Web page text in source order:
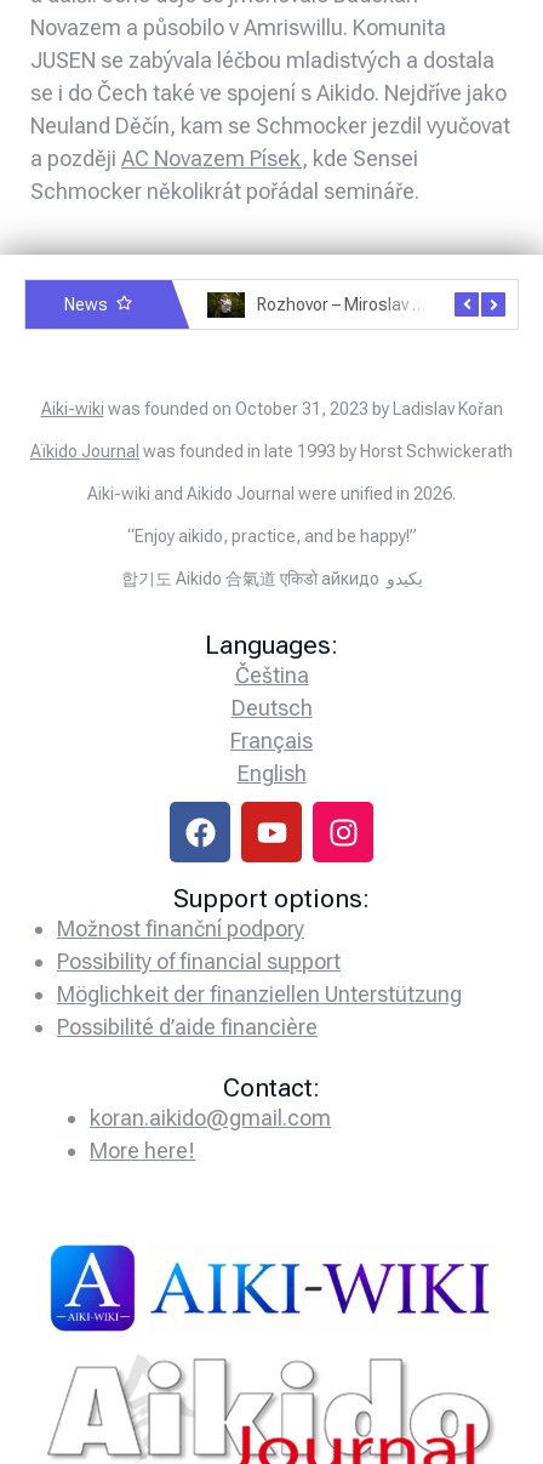
Novazem a působilo v Amriswillu. Komunita
JUSEN se zabývala léčbou mladistvých a dostala
se i do Čech také ve spojení s Aikido. Nejdříve jako
Neuland Děčín, kam se Schmocker jezdil vyučovat
a později AC Novazem Písek, kde Sensei
Schmocker několikrát pořádal semináře.
News Rozhovor – Miroslav Šmíd – 22.3.2025
Aiki-wiki was founded on October 31, 2023 by Ladislav Kořan
Aïkido Journal was founded in late 1993 by Horst Schwickerath
Aiki-wiki and Aikido Journal were unified in 2026.
“Enjoy aikido, practice, and be happy!”
합기도 Aikido 合氣道 एकिडो айкидо يكيدو
Languages:
Čeština
Deutsch
Français
English
Support options:
Možnost finanční podpory
Possibility of financial support
Möglichkeit der finanziellen Unterstützung
Possibilité d’aide financière
Contact:
koran.aikido@gmail.com
More here!